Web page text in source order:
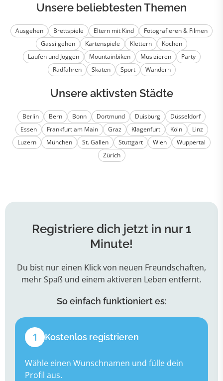
Unsere beliebtesten Themen
Ausgehen Brettspiele Eltern mit Kind
Fotografieren & Filmen
Gassi gehen
Kartenspiele Klettern
Kochen
Laufen und Joggen
Mountainbiken Musizieren
Party
Radfahren
Skaten Sport Wandern
Unsere aktivsten Städte
Berlin Bern Bonn Dortmund Duisburg
Düsseldorf
Essen
Frankfurt am Main Graz Klagenfurt Köln
Linz
Luzern
München St. Gallen Stuttgart Wien
Wuppertal
Zürich
Registriere dich jetzt in nur 1
Minute!
Du bist nur einen Klick von neuen Freundschaften,
mehr Spaß und einem aktiveren Leben entfernt.
So einfach funktioniert es:
1 Kostenlos registrieren
Wähle einen Wunschnamen und fülle dein
Profil aus.